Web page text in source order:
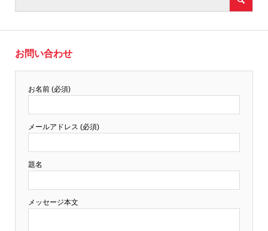
お問い合わせ
お名前 (必須)
メールアドレス (必須)
題名
メッセージ本文